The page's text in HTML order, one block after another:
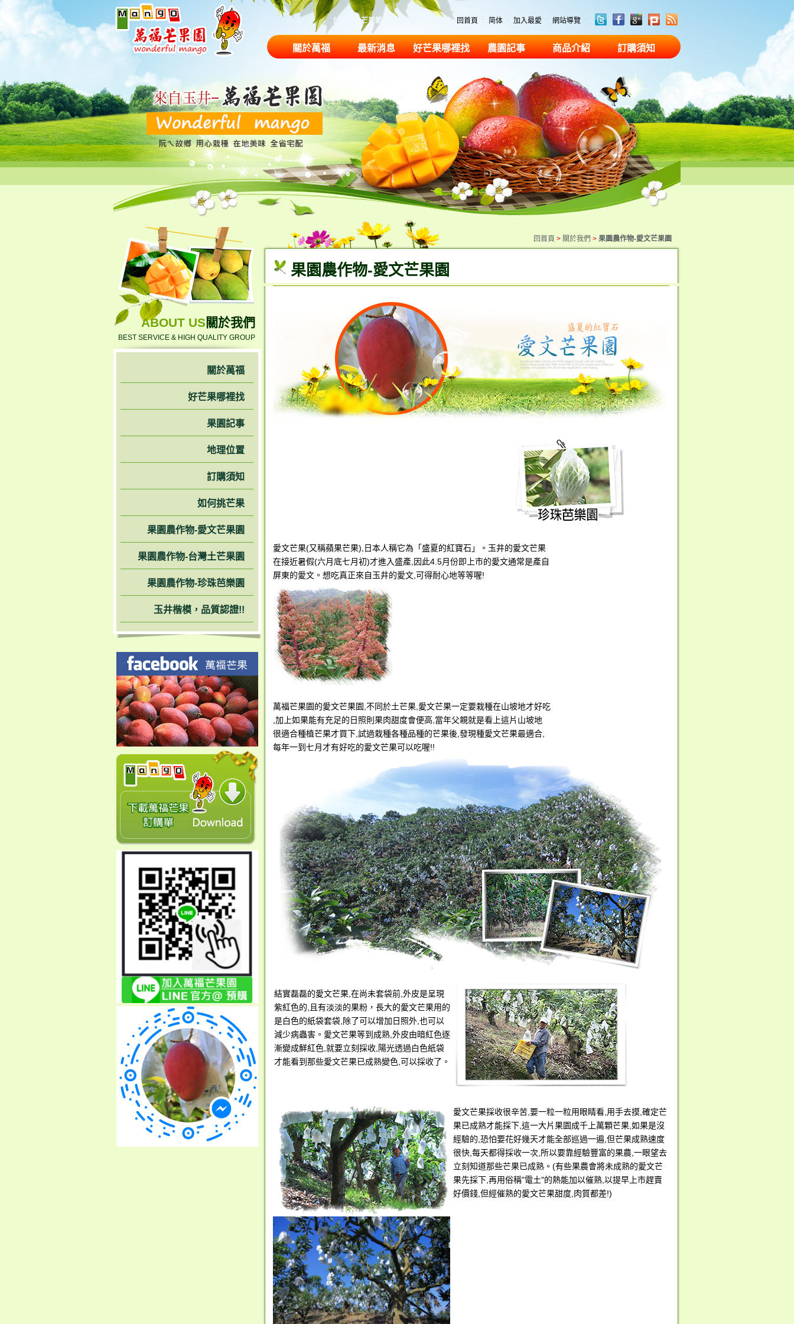
台南玉井芒果節、愛文芒果、土芒果 回首頁 简体 加入最愛 網站導覽
關於萬福 最新消息 好芒果哪裡找 農園記事 商品介紹 訂購須知
井農民楷
勤奮經營，玉
井農民楷
勤奮經營，玉
井農民楷
ABOUT US關於我們
BEST SERVICE & HIGH QUALITY GROUP
關於萬福
好芒果哪裡找
果園記事
地理位置
訂購須知
如何挑芒果
果園農作物-愛文芒果園
果園農作物-台灣土芒果園
果園農作物-珍珠芭樂園
玉井楷模，品質認證!!
回首頁 > 關於我們 > 果園農作物-愛文芒果園
果園農作物-愛文芒果園
愛文芒果(又稱蘋果芒果),日本人稱它為「盛夏的紅寶石」。玉井的愛文芒果
在接近暑假(六月底七月初)才進入盛產,因此4.5月份即上市的愛文通常是產自
屏東的愛文。想吃真正來自玉井的愛文,可得耐心地等等喔!
萬福芒果園的愛文芒果園,不同於土芒果,愛文芒果一定要栽種在山坡地才好吃
,加上如果能有充足的日照則果肉甜度會便高,當年父親就是看上這片山坡地
很適合種植芒果才買下,試過栽種各種品種的芒果後,發現種愛文芒果最適合,
每年一到七月才有好吃的愛文芒果可以吃喔!!
結實磊磊的愛文芒果,在尚未套袋前,外皮是呈現
紫紅色的,且有淡淡的果粉，長大的愛文芒果用的
是白色的紙袋套袋,除了可以增加日照外,也可以
減少病蟲害。愛文芒果等到成熟,外皮由暗紅色逐
漸變成鮮紅色,就要立刻採收,陽光透過白色紙袋
才能看到那些愛文芒果已成熟變色,可以採收了。
愛文芒果採收很辛苦,要一粒一粒用眼睛看,用手去摸,確定芒
果已成熟才能採下,這一大片果園成千上萬顆芒果,如果是沒
經驗的,恐怕要花好幾天才能全部巡過一遍,但芒果成熟速度
很快,每天都得採收一次,所以要靠經驗豐富的果農,一眼望去
立刻知道那些芒果已成熟。(有些果農會將未成熟的愛文芒
果先採下,再用俗稱"電土"的熱能加以催熟,以提早上市趕賣
好價錢,但經催熟的愛文芒果甜度,肉質都差!)